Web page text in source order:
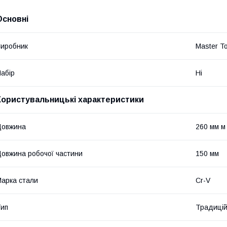
Master
Ні
характеристики
260 мм м
робочої частини 150 мм
стали Cr-V